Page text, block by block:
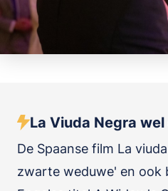
La Viuda Negra
De Spaanse film La
zwarte weduwe' en ook